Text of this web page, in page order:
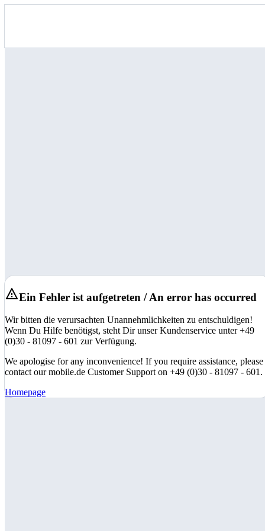
Ein Fehler ist aufgetreten / An error has occurred
Wir bitten die verursachten Unannehmlichkeiten zu entschuldigen!
Wenn Du Hilfe benötigst, steht Dir unser Kundenservice unter +49
(0)30 - 81097 - 601 zur Verfügung.
We apologise for any inconvenience! If you require assistance, please
contact our mobile.de Customer Support on +49 (0)30 - 81097 - 601.
Homepage